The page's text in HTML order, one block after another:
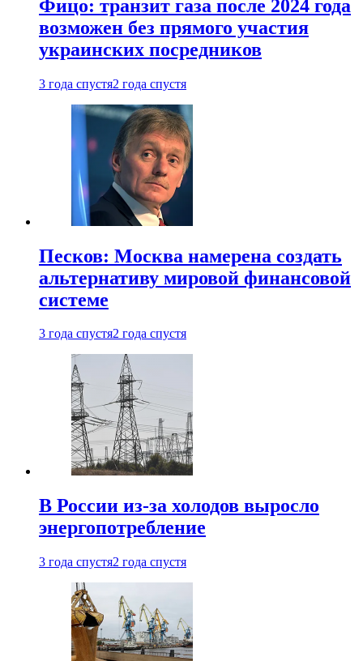
Фицо: транзит газа после 2024 года
возможен без прямого участия
украинских посредников
3 года спустя2 года спустя
Песков: Москва намерена создать
альтернативу мировой финансовой
системе
3 года спустя2 года спустя
В России из-за холодов выросло
энергопотребление
3 года спустя2 года спустя